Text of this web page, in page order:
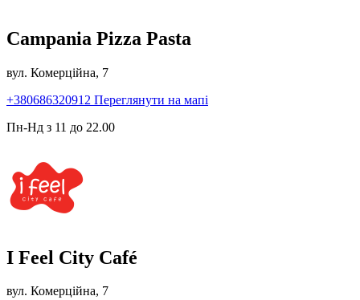
Campania Pizza Pasta
вул. Комерційна, 7
+380686320912 Переглянути на мапі
Пн-Нд з 11 до 22.00
I Feel City Café
вул. Комерційна, 7